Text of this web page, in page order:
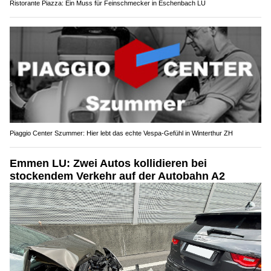
Ristorante Piazza: Ein Muss für Feinschmecker in Eschenbach LU
Piaggio Center Szummer: Hier lebt das echte Vespa-Gefühl in Winterthur ZH
Emmen LU: Zwei Autos kollidieren bei
stockendem Verkehr auf der Autobahn A2